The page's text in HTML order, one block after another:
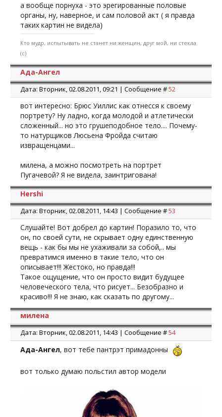
а вообще порнуха - это эрегированные половые
органы, ну, наверное, и сам половой акт ( я правда
таких картин не видела)
Кто мудр, испытывать не станет ни женщин, друг мой, ни стекла.
(с)
Ада-Ангел
Дата: Вторник, 02.08.2011, 09:21 | Сообщение #52
вот интересно: Брюс Уиллис как отнесся к своему
портрету? Ну ладно, когда молодой и атлетически
сложенный... но это грушеподобное тело.... Почему-
то натурщиков Люсьена Фройда считаю
извращенцами...
милена, а можно посмотреть на портрет
Пугачевой? Я не видела, заинтригована!
Hershi
Дата: Вторник, 02.08.2011, 14:43 | Сообщение #53
Слушайте! Вот добрел до картин! Поразило то, что
он, по своей сути, не скрывает одну единственную
вещь - как бы мы не ухаживали за собой,.. мы
превратимся именно в такие тело, что он
описывает!!! Жестоко, но правда!!!
Такое ощущение, что он просто видит будущее
человеческого тела, что рисует... Безобразно и
красиво!!! Я не знаю, как сказать по другому...
милена
Дата: Вторник, 02.08.2011, 14:43 | Сообщение #54
Ада-Ангел, вот тебе пантрэт примадонны
вот только думаю польстил автор модели